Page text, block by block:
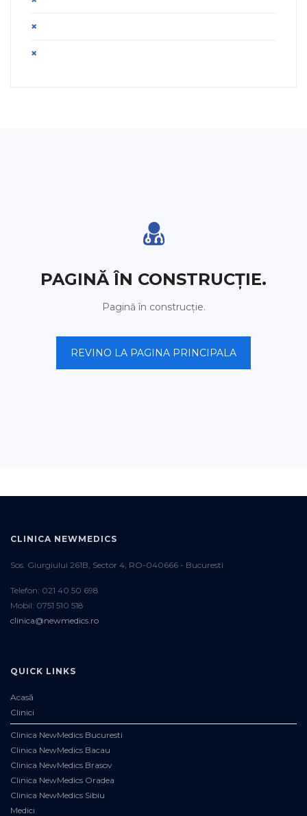
PAGINĂ ÎN CONSTRUCȚIE.
Pagină în construcție.
REVINO LA PAGINA PRINCIPALA
CLINICA NEWMEDICS
Sos. Giurgiului 261B, Sector 4, RO-040666 - Bucuresti
Telefon: 021 40 50 698
Mobil: 0751 510 518
clinica@newmedics.ro
QUICK LINKS
Acasă
Clinici
Clinica NewMedics Bucuresti
Clinica NewMedics Bacau
Clinica NewMedics Brasov
Clinica NewMedics Oradea
Clinica NewMedics Sibiu
Medici